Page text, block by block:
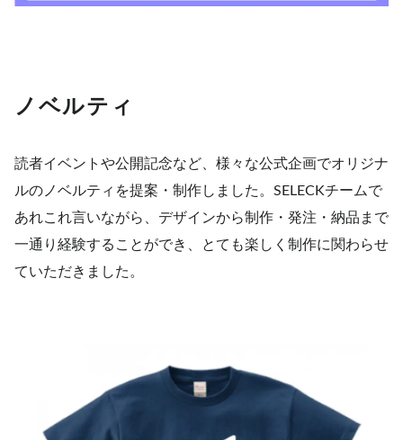
ノベルティ
読者イベントや公開記念など、様々な公式企画でオリジナ
ルのノベルティを提案・制作しました。SELECKチームで
あれこれ言いながら、デザインから制作・発注・納品まで
一通り経験することができ、とても楽しく制作に関わらせ
ていただきました。